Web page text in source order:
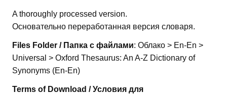
A thoroughly processed version.
Основательно переработанная версия словаря.
Files Folder / Папка с файлами: Облако > En-En >
Universal > Oxford Thesaurus: An A-Z Dictionary of
Synonyms (En-En)
Terms of Download / Условия для